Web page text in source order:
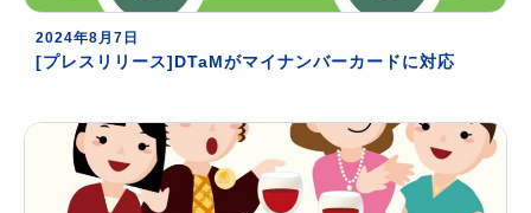
2024年8月7日
[プレスリリース]DTaMがマイナンバーカードに対応